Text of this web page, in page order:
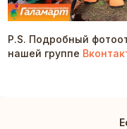
P.S. Подробный
нашей группе